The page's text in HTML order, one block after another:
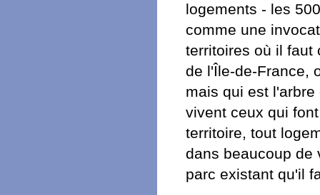
logements - les
comme une
territoires où il faut
de l'Île-de-France,
mais qui est
vivent ceux qui
territoire, tout
dans beaucoup de
parc existant qu'il